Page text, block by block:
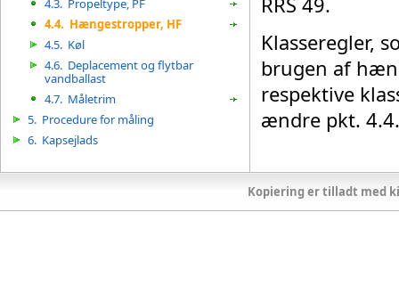
Kopiering er tilladt med
4.3. Propeltype, PF
4.4. Hængestropper, HF
4.5. Køl
4.6. Deplacement og flytbar
vandballast
4.7. Måletrim
5. Procedure for måling
6. Kapsejlads
Klasseregler,
brugen af
respektive
ændre pkt. 4.4.